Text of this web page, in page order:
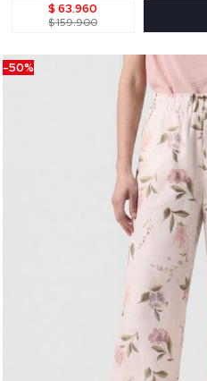
$ 63.960
$ 159.900
-50%